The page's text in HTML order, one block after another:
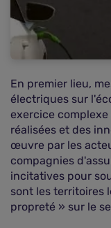
En premier lieu,
électriques sur
exercice
réalisées et des
œuvre par les
compagnies
incitatives pour
sont les territoires
propreté » sur le